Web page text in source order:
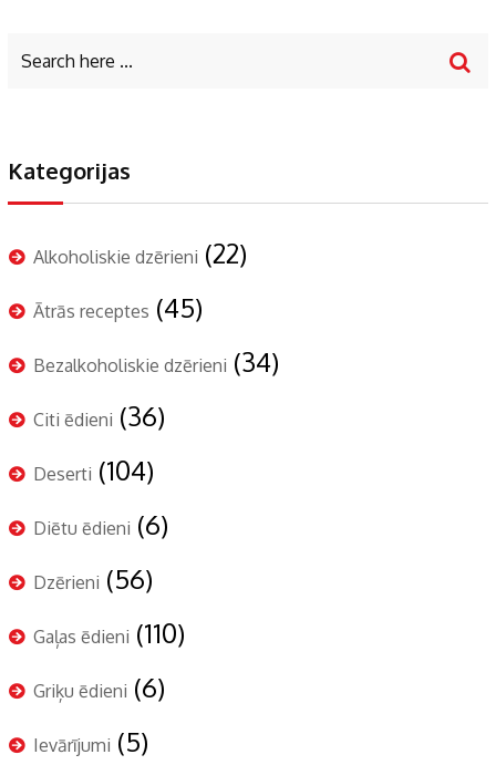
Kategorijas
Alkoholiskie dzērieni (22)
Ātrās receptes (45)
Bezalkoholiskie dzērieni (34)
Citi ēdieni (36)
Deserti (104)
Diētu ēdieni (6)
Dzērieni (56)
Gaļas ēdieni (110)
Griķu ēdieni (6)
Ievārījumi (5)